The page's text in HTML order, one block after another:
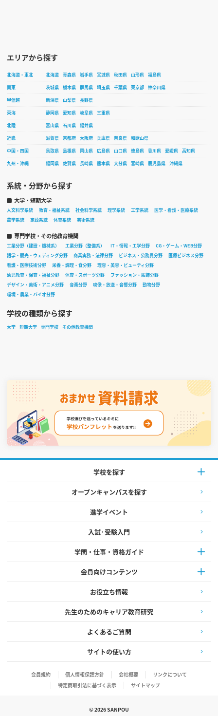
エリアから探す
北海道・東北 北海道 青森県 岩手県 宮城県 秋田県 山形県
福島県
関東
茨城県 栃木県 群馬県 埼玉県 千葉県 東京都
神奈川県
甲信越
新潟県 山梨県
長野県
東海
静岡県 愛知県 岐阜県
三重県
北陸
富山県 石川県
福井県
近畿
滋賀県 京都府 大阪府 兵庫県 奈良県
和歌山県
中国・四国
鳥取県 島根県 岡山県 広島県 山口県 徳島県 香川県 愛媛県
高知県
九州・沖縄
福岡県 佐賀県 長崎県 熊本県 大分県 宮崎県 鹿児島県 沖縄県
系統・分野から探す
大学・短期大学
人文科学系統 教育・福祉系統 社会科学系統 理学系統 工学系統
医学・看護・医療系統
農学系統
家政系統 体育系統 芸術系統
専門学校・その他教育機関
工業分野（建設・機械系） 工業分野（整備系） IT・情報・工学分野
CG・ゲーム・WEB分野
語学・観光・ウェディング分野
商業実務・法律分野 ビジネス・公務員分野
医療ビジネス分野
看護・医療技術分野
栄養・調理・食分野
理容・美容・ビューティ分野
幼児教育・保育・福祉分野
体育・スポーツ分野
ファッション・服飾分野
デザイン・美術・アニメ分野
音楽分野 映像・放送・音響分野
動物分野
環境・農業・バイオ分野
学校の種類から探す
大学 短期大学 専門学校 その他教育機関
学校を探す
オープンキャンパスを探す
進学イベント
入試·受験入門
学問・仕事・資格ガイド
会員向けコンテンツ
お役立ち情報
先生のためのキャリア教育研究
よくあるご質問
サイトの使い方
会員規約 個人情報保護方針 会社概要
リンクについて
特定商取引法に基づく表示
サイトマップ
©2026SANPOU